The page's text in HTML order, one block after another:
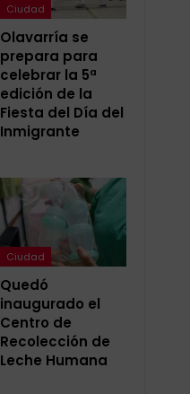
Ciudad
Olavarría se
prepara para
celebrar la 5ª
edición de la
Fiesta del Día del
Inmigrante
Ciudad
Quedó
inaugurado el
Centro de
Recolección de
Leche Humana